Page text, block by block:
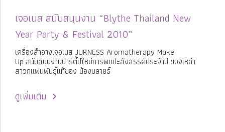
เจอเนส สนับสนุนงาน “Blythe Thailand New
Year Party & Festival 2010”
เครื่องสำอางเจอเนส JURNESS Aromatherapy Make
Up สนับสนุนงานปาร์ตี้ปีใหม่การพบปะสังสรรค์ประจำปี ของเหล่า
สาวกแฟนพันธุ์แท้ของ น้องบลายธ์
ดูเพิ่มเติม